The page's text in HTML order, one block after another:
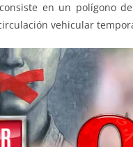
en un polígono
vehicular